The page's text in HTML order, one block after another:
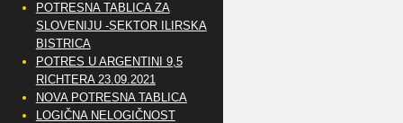
POTRESNA TABLICA ZA
SLOVENIJU -SEKTOR ILIRSKA
BISTRICA
POTRES U ARGENTINI 9,5
RICHTERA 23.09.2021
NOVA POTRESNA TABLICA
LOGIČNA NELOGIČNOST